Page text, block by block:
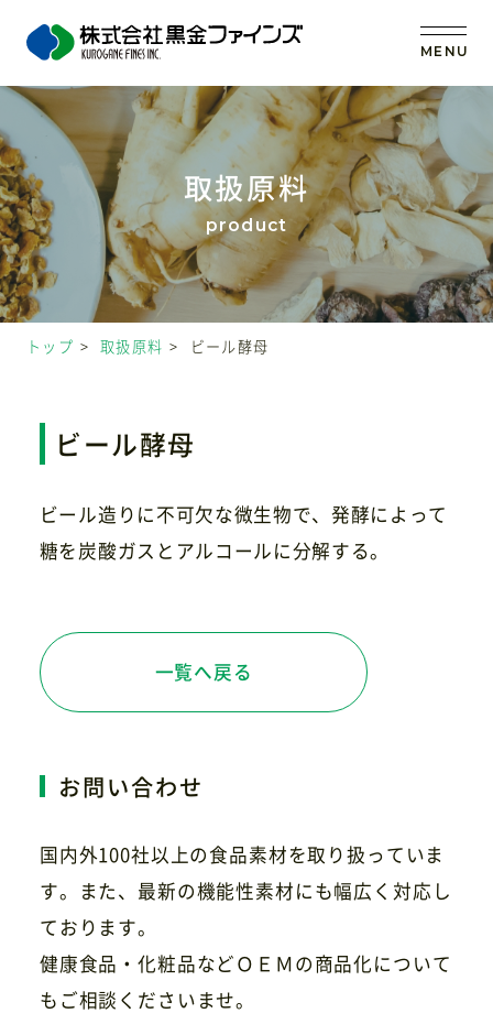
MENU
トップ
当社の強み
事業内容
取扱原料
取扱原料
トップ 取扱原料 ビール酵母
ビール酵母
ビール造りに不可欠な微生物で、発酵によって
糖を炭酸ガスとアルコールに分解する。
一覧へ戻る
お問い合わせ
国内外100社以上の食品素材を取り扱っていま
す。また、最新の機能性素材にも幅広く対応し
ております。
健康食品・化粧品などＯＥＭの商品化について
もご相談くださいませ。